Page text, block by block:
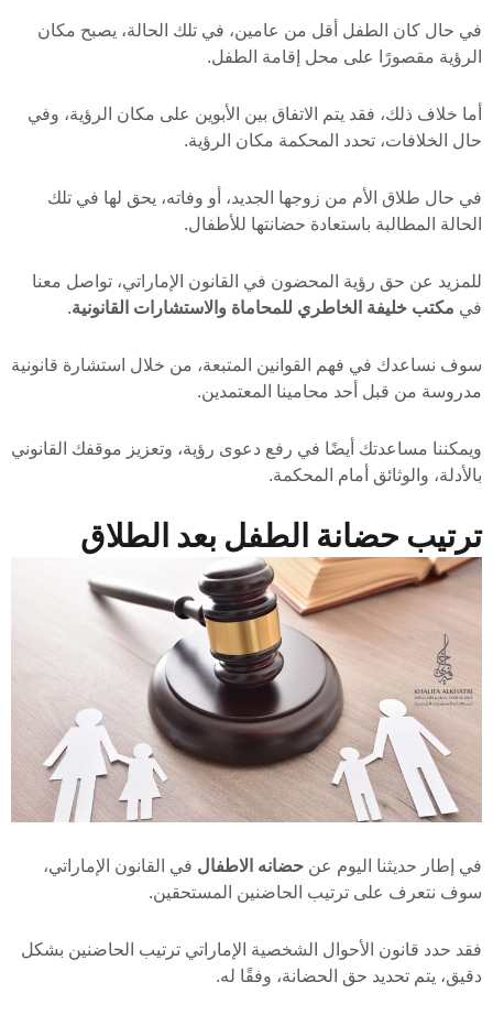
في حال كان الطفل أقل من عامين، في تلك الحالة، يصبح مكان
الرؤية مقصورًا على محل إقامة الطفل.
أما خلاف ذلك، فقد يتم الاتفاق بين الأبوين على مكان الرؤية، وفي
حال الخلافات، تحدد المحكمة مكان الرؤية.
في حال طلاق الأم من زوجها الجديد، أو وفاته، يحق لها في تلك
الحالة المطالبة باستعادة حضانتها للأطفال.
للمزيد عن حق رؤية المحضون في القانون الإماراتي، تواصل معنا
في مكتب خليفة الخاطري للمحاماة والاستشارات القانونية.
سوف نساعدك في فهم القوانين المتبعة، من خلال استشارة قانونية
مدروسة من قبل أحد محامينا المعتمدين.
ويمكننا مساعدتك أيضًا في رفع دعوى رؤية، وتعزيز موقفك القانوني
بالأدلة، والوثائق أمام المحكمة.
ترتيب حضانة الطفل بعد الطلاق
في إطار حديثنا اليوم عن حضانه الاطفال في القانون الإماراتي،
سوف نتعرف على ترتيب الحاضنين المستحقين.
فقد حدد قانون الأحوال الشخصية الإماراتي ترتيب الحاضنين بشكل
دقيق، يتم تحديد حق الحضانة، وفقًا له.